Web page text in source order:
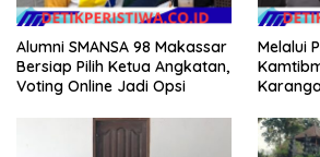
Alumni SMANSA 98 Makassar
Bersiap Pilih Ketua Angkatan,
Voting Online Jadi Opsi
Melalui
Warga